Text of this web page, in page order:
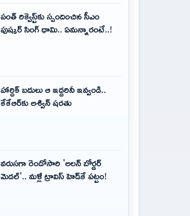
పంత్ రిక్వెస్ట్‌కు స్పందించిన సీఎం
పుష్కర్ సింగ్ ధామి.. ఏమ‌న్నారంటే..!
హార్దిక్ బదులు ఆ ఇద్దరినీ ఇవ్వండి..
కేకేఆర్‌కు అశ్విన్ షరతు
వరుసగా రెండోసారి 'అలన్ బోర్డర్
మెడల్'.. మళ్లీ ట్రావిస్ హెడ్‌కే పట్టం!